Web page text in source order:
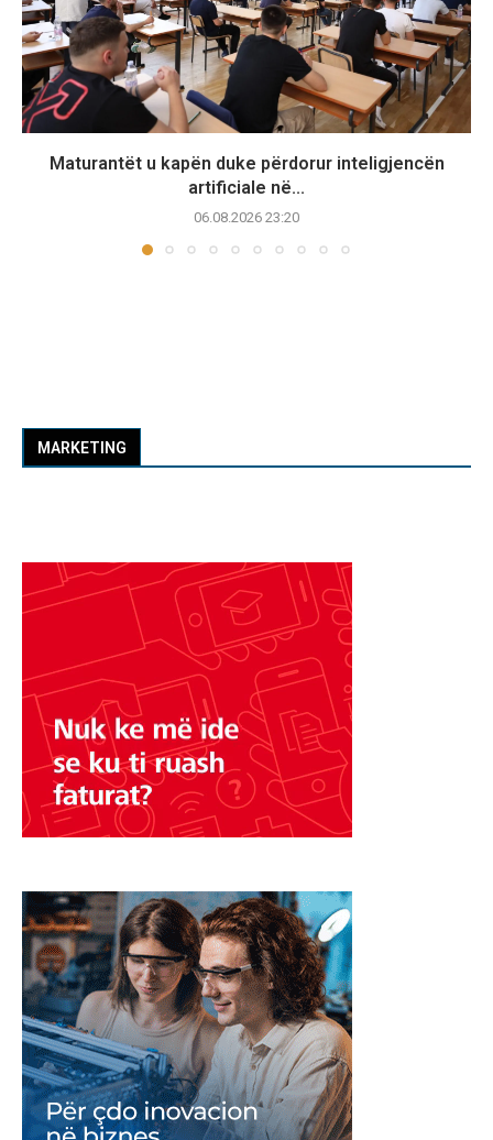
Maturantët u kapën duke përdorur inteligjencën
artificiale në...
06.08.2026 23:20
MARKETING